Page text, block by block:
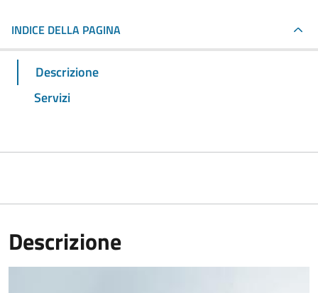
INDICE DELLA PAGINA
Descrizione
Servizi
Descrizione